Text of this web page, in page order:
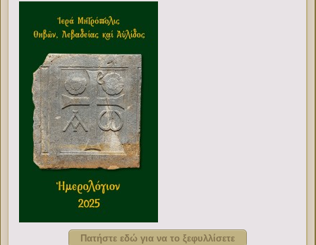
Πατήστε εδώ για να το ξεφυλλίσετε